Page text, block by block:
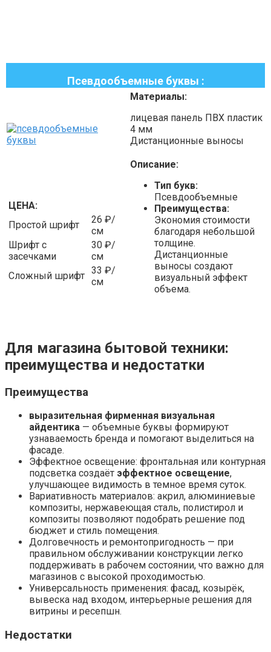
Псевдообъемные буквы :
ЦЕНА:
Простой шрифт
26 ₽/
см
Шрифт с
засечками
30 ₽/
см
Сложный шрифт 33 ₽/
см
Материалы:
лицевая панель ПВХ пластик
4 мм
Дистанционные выносы
Описание:
Тип букв:
Псевдообъемные
Преимущества:
Экономия стоимости
благодаря небольшой
толщине.
Дистанционные
выносы создают
визуальный эффект
объема.
Для магазина бытовой техники:
преимущества и недостатки
Преимущества
выразительная фирменная визуальная
айдентика — объемные буквы формируют
узнаваемость бренда и помогают выделиться на
фасаде.
Эффектное освещение: фронтальная или контурная
подсветка создаёт эффектное освещение,
улучшающее видимость в темное время суток.
Вариативность материалов: акрил, алюминиевые
композиты, нержавеющая сталь, полистирол и
композиты позволяют подобрать решение под
бюджет и стиль помещения.
Долговечность и ремонтопригодность — при
правильном обслуживании конструкции легко
поддерживать в рабочем состоянии, что важно для
магазинов с высокой проходимостью.
Универсальность применения: фасад, козырёк,
вывеска над входом, интерьерные решения для
витрины и ресепшн.
Недостатки